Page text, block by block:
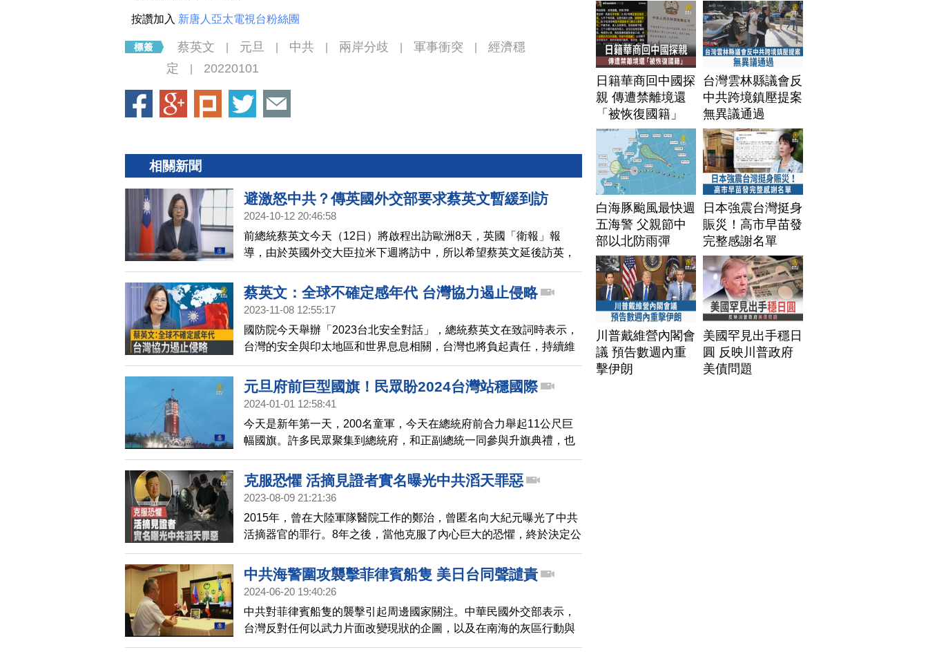
按讚加入 新唐人亞太電視台粉絲團
蔡英文 元旦 中共 兩岸分歧 軍事衝突
經濟穩
定
20220101
相關新聞
避激怒中共？傳英國外交部要求蔡英文暫緩到訪
2024-10-12 20:46:58
前總統蔡英文今天（12日）將啟程出訪歐洲8天，英國「衛報」報
導，由於英國外交大臣拉米下週將訪中，所以希望蔡英文延後訪英，
以免激怒中共。
蔡英文：全球不確定感年代 台灣協力遏止侵略
2023-11-08 12:55:17
國防院今天舉辦「2023台北安全對話」，總統蔡英文在致詞時表示，
台灣的安全與印太地區和世界息息相關，台灣也將負起責任，持續維
護區域的和平與穩定。
元旦府前巨型國旗！民眾盼2024台灣站穩國際
2024-01-01 12:58:41
今天是新年第一天，200名童軍，今天在總統府前合力舉起11公尺巨
幅國旗。許多民眾聚集到總統府，和正副總統一同參與升旗典禮，也
許下新年新希望，盼台灣可以持續走向國際。
克服恐懼 活摘見證者實名曝光中共滔天罪惡
2023-08-09 21:21:36
2015年，曾在大陸軍隊醫院工作的鄭治，曾匿名向大紀元曝光了中共
活摘器官的罪行。8年之後，當他克服了內心巨大的恐懼，終於決定公
開講出中共的反人類罪惡。
中共海警圍攻襲擊菲律賓船隻 美日台同聲譴責
2024-06-20 19:40:26
中共對菲律賓船隻的襲擊引起周邊國家關注。中華民國外交部表示，
台灣反對任何以武力片面改變現狀的企圖，以及在南海的灰區行動與
軍事脅迫。美國國務卿布林肯也與菲律賓外長通話，譴責中共破壞區
日籍華商回中國探
親 傳遭禁離境還
「被恢復國籍」
台灣雲林縣議會反
中共跨境鎮壓提案
無異議通過
白海豚颱風最快週
五海警 父親節中
部以北防雨彈
日本強震台灣挺身
賑災！高市早苗發
完整感謝名單
川普戴維營內閣會
議 預告數週內重
擊伊朗
美國罕見出手穩日
圓 反映川普政府
美債問題